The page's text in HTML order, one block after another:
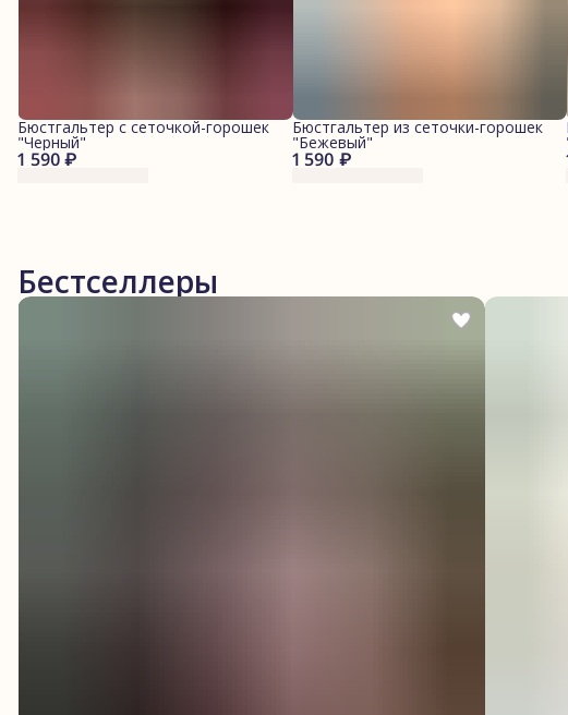
1 590 ₽
Бюстгальтер с сеточкой-горошек
"Черный"
1 590 ₽
Бюстгальтер из сеточки-горошек
"Бежевый"
Бестселлеры